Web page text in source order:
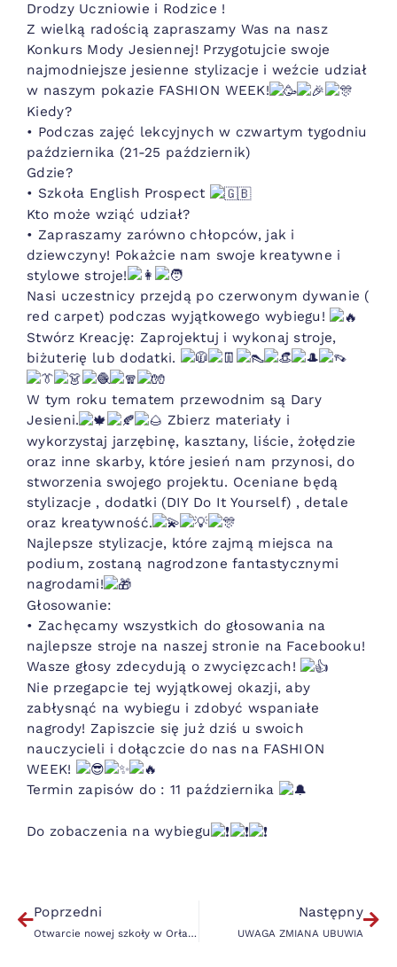
Drodzy Uczniowie i Rodzice !
Z wielką radością zapraszamy Was na nasz
Konkurs Mody Jesiennej! Przygotujcie swoje
najmodniejsze jesienne stylizacje i weźcie udział
w naszym pokazie FASHION WEEK!
Kiedy?
• Podczas zajęć lekcyjnych w czwartym tygodniu
października (21-25 październik)
Gdzie?
• Szkoła English Prospect
Kto może wziąć udział?
• Zapraszamy zarówno chłopców, jak i
dziewczyny! Pokażcie nam swoje kreatywne i
stylowe stroje!
Nasi uczestnicy przejdą po czerwonym dywanie (
red carpet) podczas wyjątkowego wybiegu!
Stwórz Kreację: Zaprojektuj i wykonaj stroje,
biżuterię lub dodatki.
W tym roku tematem przewodnim są Dary
Jesieni.
Zbierz materiały i
wykorzystaj jarzębinę, kasztany, liście, żołędzie
oraz inne skarby, które jesień nam przynosi, do
stworzenia swojego projektu. Oceniane będą
stylizacje , dodatki (DIY Do It Yourself) , detale
oraz kreatywność.
Najlepsze stylizacje, które zajmą miejsca na
podium, zostaną nagrodzone fantastycznymi
nagrodami!
Głosowanie:
• Zachęcamy wszystkich do głosowania na
najlepsze stroje na naszej stronie na Facebooku!
Wasze głosy zdecydują o zwycięzcach!
Nie przegapcie tej wyjątkowej okazji, aby
zabłysnąć na wybiegu i zdobyć wspaniałe
nagrody! Zapiszcie się już dziś u swoich
nauczycieli i dołączcie do nas na FASHION
WEEK!
Termin zapisów do : 11 października
Do zobaczenia na wybiegu
Poprzedni
Otwarcie nowej szkoły w Orłach już 21. października!
Następny
UWAGA ZMIANA UBUWIA